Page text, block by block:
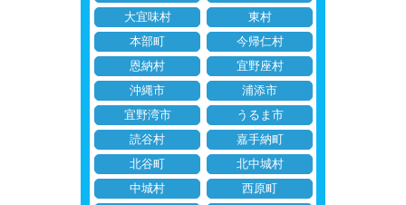
大宜味村
東村
本部町
今帰仁村
恩納村
宜野座村
沖縄市
浦添市
宜野湾市
うるま市
読谷村
嘉手納町
北谷町
北中城村
中城村
西原町